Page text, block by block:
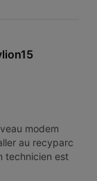
modem
au recyparc
technicien est